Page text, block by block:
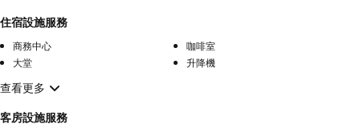
住宿設施服務
商務中心
咖啡室
大堂
升降機
查看更多
客房設施服務